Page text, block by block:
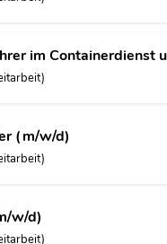
im Containerdienst
(m/w/d)
w/d)